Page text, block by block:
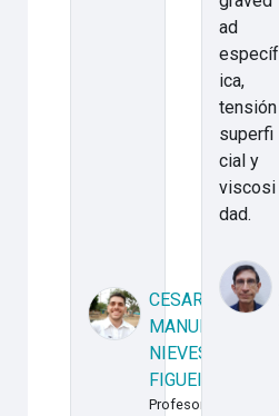
CESAR
MANUEL
NIEVES
FIGUEIRA
Profesor
ad
específ
ica,
tensión
superfi
cial y
viscosi
dad.